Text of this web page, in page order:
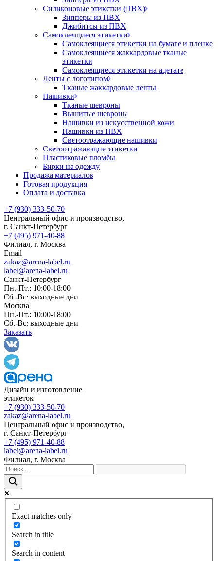
Силиконовые этикетки (ПВХ)
Зипперы из ПВХ
Джибитсы из ПВХ
Самоклеящиеся этикетки
Самоклеящиеся этикетки на бумаге и пленке
Самоклеящиеся жаккардовые тканые
этикетки
Самоклеящиеся этикетки на ацетате
Ленты с логотипом
Тканые жаккардовые ленты
Нашивки
Тканые шевроны
Вышитые шевроны
Нашивки из искусственной кожи
Нашивки из ПВХ
Светоотражающие нашивки
Светоотражающие этикетки
Пластиковые пломбы
Бирки на одежду
Продажа материалов
Готовая продукция
Оплата и доставка
+7 (930) 333-50-70
Центральный офис и производство,
г. Санкт-Петербург
+7 (495) 971-40-88
Филиал, г. Москва
Email
zakaz@arena-label.ru
label@arena-label.ru
Санкт-Петербург
Пн.-Пт.: 10:00-18:00
Сб.-Вс: выходные дни
Москва
Пн.-Пт.: 10:00-18:00
Сб.-Вс: выходные дни
Заказать
Дизайн и изготовление
этикеток
+7 (930) 333-50-70
zakaz@arena-label.ru
Центральный офис и производство,
г. Санкт-Петербург
+7 (495) 971-40-88
label@arena-label.ru
Филиал, г. Москва
Exact matches only
Search in title
Search in content